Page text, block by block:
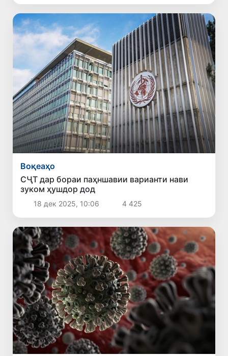
Воқеаҳо
СҶТ дар бораи паҳншавии варианти нави
зуком ҳушдор дод
18 дек 2025, 10:06 4 425